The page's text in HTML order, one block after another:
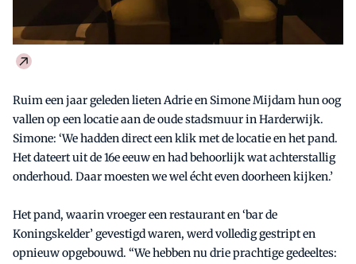
Ruim een jaar geleden lieten Adrie en Simone Mijdam hun oog
vallen op een locatie aan de oude stadsmuur in Harderwijk.
Simone: ‘We hadden direct een klik met de locatie en het pand.
Het dateert uit de 16e eeuw en had behoorlijk wat achterstallig
onderhoud. Daar moesten we wel écht even doorheen kijken.’
Het pand, waarin vroeger een restaurant en ‘bar de
Koningskelder’ gevestigd waren, werd volledig gestript en
opnieuw opgebouwd. “We hebben nu drie prachtige gedeeltes: